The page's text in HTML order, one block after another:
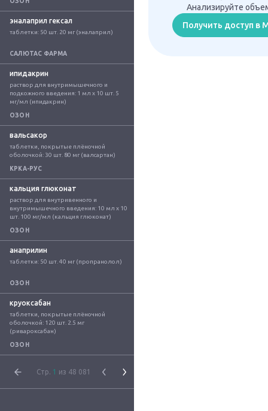
эналаприл гексал
таблетки: 50 шт. 20 мг (эналаприл)
САЛЮТАС ФАРМА
ипидакрин
раствор для внутримышечного и
подкожного введения: 1 мл x 10 шт. 5
мг/мл (ипидакрин)
ОЗОН
вальсакор
таблетки, покрытые плёночной
оболочкой: 30 шт. 80 мг (валсартан)
КРКА-РУС
кальция глюконат
раствор для внутривенного и
внутримышечного введения: 10 мл x 10
шт. 100 мг/мл (кальция глюконат)
ОЗОН
анаприлин
таблетки: 50 шт. 40 мг (пропранолол)
ОЗОН
круоксабан
таблетки, покрытые плёночной
оболочкой: 120 шт. 2.5 мг
(ривароксабан)
ОЗОН
Стр. 1 из 48 081
Анализируйте
Получить доступ в